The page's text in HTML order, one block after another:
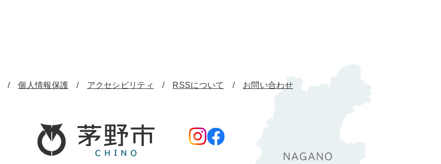
個人情報保護 アクセシビリティ RSSについて お問い合わせ